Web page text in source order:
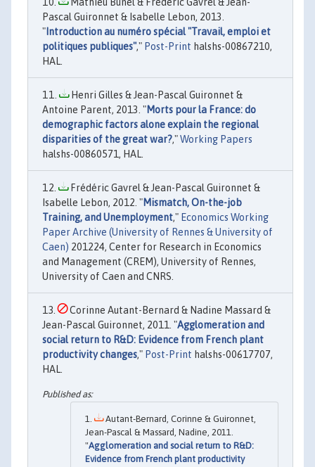
Pascal Guironnet & Isabelle Lebon, 2013.
"Introduction au numéro spécial "Travail, emploi et
politiques publiques"," Post-Print halshs-00867210,
HAL.
Henri Gilles & Jean-Pascal Guironnet &
Antoine Parent, 2013. "Morts pour la France: do
demographic factors alone explain the regional
disparities of the great war?,"Working Papers
halshs-00860571, HAL.
Frédéric Gavrel & Jean-Pascal Guironnet &
Isabelle Lebon, 2012. "Mismatch, On-the-job
Training, and Unemployment," Economics Working
Paper Archive (University of Rennes & University of
Caen) 201224, Center for Research in Economics
and Management (CREM), University of Rennes,
University of Caen and CNRS.
Corinne Autant-Bernard & Nadine Massard &
Jean-Pascal Guironnet, 2011. "Agglomeration and
social return to R&D: Evidence from French plant
productivity changes," Post-Print halshs-00617707,
HAL.
Autant-Bernard, Corinne & Guironnet,
Jean-Pascal & Massard, Nadine, 2011.
"Agglomeration and social return to R&D:
Evidence from French plant productivity